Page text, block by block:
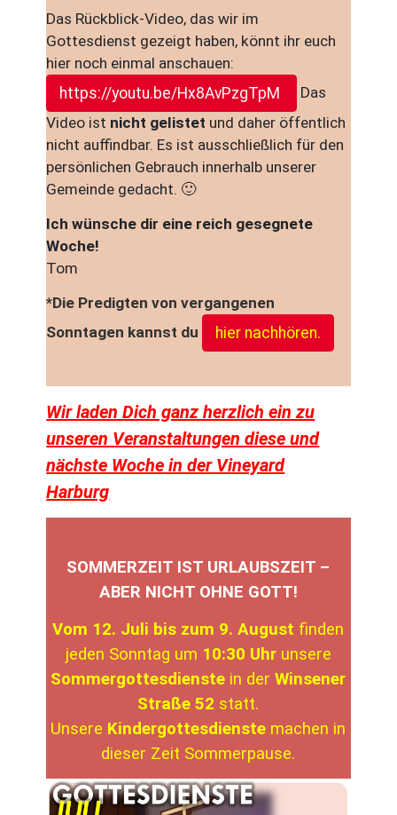
Das Rückblick-Video, das wir im
Gottesdienst gezeigt haben, könnt ihr euch
hier noch einmal anschauen:
https://youtu.be/Hx8AvPzgTpM
Das
Video ist nicht gelistet und daher öffentlich
nicht auffindbar. Es ist ausschließlich für den
persönlichen Gebrauch innerhalb unserer
Gemeinde gedacht. 🙂
Ich wünsche dir eine reich gesegnete
Woche!
Tom
*Die Predigten von vergangenen
Sonntagen kannst du
hier nachhören.
Wir laden Dich ganz herzlich ein zu
unseren Veranstaltungen diese und
nächste Woche in der Vineyard
Harburg
SOMMERZEIT IST URLAUBSZEIT –
ABER NICHT OHNE GOTT!
Vom 12. Juli bis zum 9. August finden
jeden Sonntag um 10:30 Uhrunsere
Sommergottesdienste in derWinsener
Straße 52 statt.
Unsere Kindergottesdienste machen in
dieser Zeit Sommerpause.